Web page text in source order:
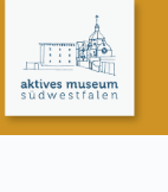
springen